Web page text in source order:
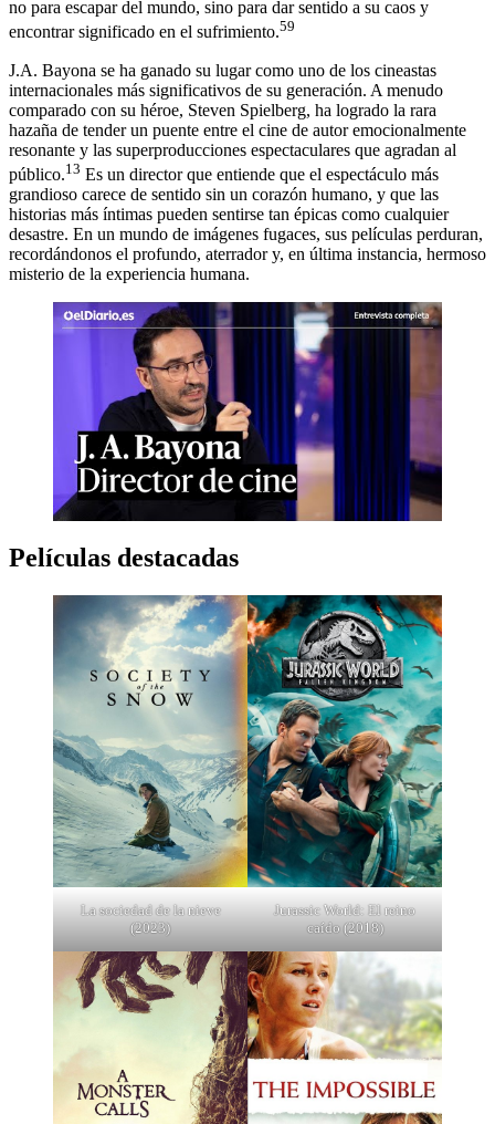
no para escapar del mundo, sino para dar sentido a su caos y
encontrar significado en el sufrimiento.59
J.A. Bayona se ha ganado su lugar como uno de los cineastas
internacionales más significativos de su generación. A menudo
comparado con su héroe, Steven Spielberg, ha logrado la rara
hazaña de tender un puente entre el cine de autor emocionalmente
resonante y las superproducciones espectaculares que agradan al
público.13 Es un director que entiende que el espectáculo más
grandioso carece de sentido sin un corazón humano, y que las
historias más íntimas pueden sentirse tan épicas como cualquier
desastre. En un mundo de imágenes fugaces, sus películas perduran,
recordándonos el profundo, aterrador y, en última instancia, hermoso
misterio de la experiencia humana.
Películas destacadas
La sociedad de la nieve
(2023)
Jurassic World: El reino
caído (2018)